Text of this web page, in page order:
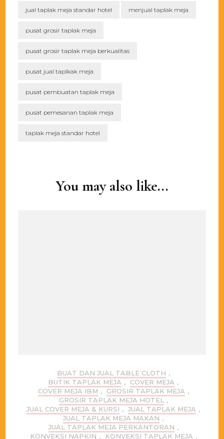
jual taplak meja standar hotel menjual taplak meja
pusat grosir taplak meja
pusat grosir taplak meja berkualitas
pusat jual taplkak meja
pusat pembuatan taplak meja
pusat pemesanan taplak meja
taplak meja standar hotel
You may also like...
BUAT DAN JUAL TABLE CLOTH ,
BUTIK TAPLAK MEJA , COVER MEJA ,
COVER MEJA IBM , GROSIR TAPLAK MEJA ,
GROSIR TAPLAK MEJA HOTEL
,
JUAL COVER MEJA & KURSI , JUAL TAPLAK MEJA ,
JUAL TAPLAK MEJA MAKAN ,
JUAL TAPLAK MEJA PERKANTORAN ,
KONVEKSI NAPKIN , KONVEKSI TAPLAK MEJA ,